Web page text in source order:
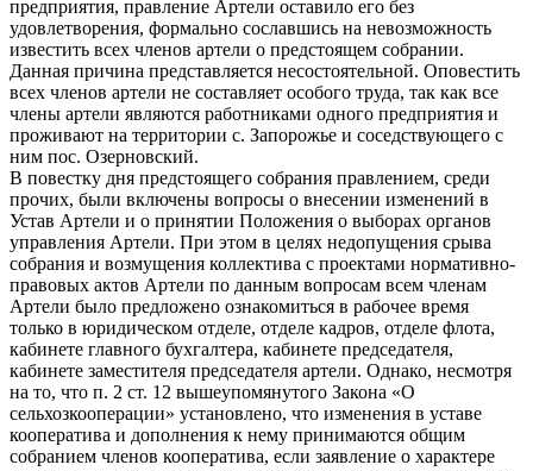
предприятия, правление Артели оставило его без
удовлетворения, формально сославшись на невозможность
известить всех членов артели о предстоящем собрании.
Данная причина представляется несостоятельной. Оповестить
всех членов артели не составляет особого труда, так как все
члены артели являются работниками одного предприятия и
проживают на территории с. Запорожье и соседствующего с
ним пос. Озерновский.
В повестку дня предстоящего собрания правлением, среди
прочих, были включены вопросы о внесении изменений в
Устав Артели и о принятии Положения о выборах органов
управления Артели. При этом в целях недопущения срыва
собрания и возмущения коллектива с проектами нормативно-
правовых актов Артели по данным вопросам всем членам
Артели было предложено ознакомиться в рабочее время
только в юридическом отделе, отделе кадров, отделе флота,
кабинете главного бухгалтера, кабинете председателя,
кабинете заместителя председателя артели. Однако, несмотря
на то, что п. 2 ст. 12 вышеупомянутого Закона «О
сельхозкооперации» установлено, что изменения в уставе
кооператива и дополнения к нему принимаются общим
собранием членов кооператива, если заявление о характере